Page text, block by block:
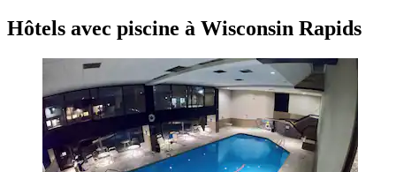
Hôtels avec piscine à Wisconsin Rapids